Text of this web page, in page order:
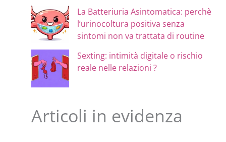
La Batteriuria Asintomatica: perchè
l’urinocoltura positiva senza
sintomi non va trattata di routine
Sexting: intimità digitale o rischio
reale nelle relazioni ?
Articoli in evidenza